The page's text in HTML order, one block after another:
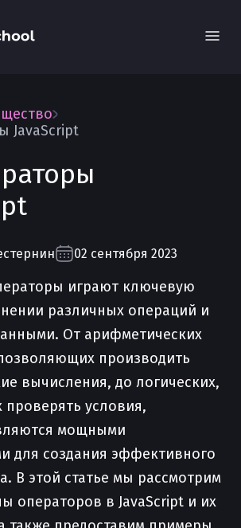
JavaScript
02 сентября 2023
играют ключевую
различных операций и
От арифметических
производить
вычисления, до логических,
условия,
мощными
для создания эффективного
В этой статье мы рассмотрим
операторов в JavaScript и их